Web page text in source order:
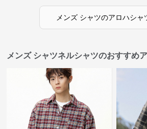
メンズ シャツのアロハシャ
メンズ シャツネルシャツのおすすめ